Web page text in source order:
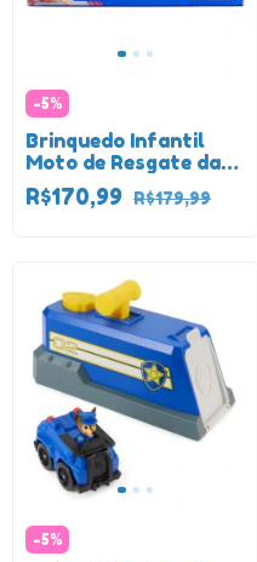
-5%
Brinquedo Infantil
Moto de Resgate da
Liberty com Boneca -
Patrulha Canina
R$170,99 R$179,99
-5%